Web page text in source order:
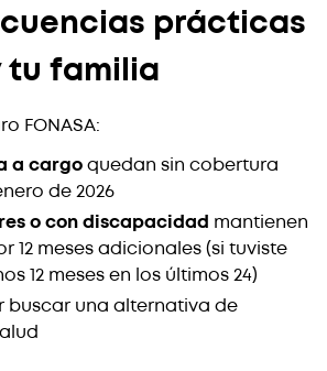
prácticas
tu familia
FONASA:
a cargoquedan sin cobertura
de 2026
o con discapacidad mantienen
12 meses adicionales (si tuviste
12 meses en los últimos 24)
buscar una alternativa de